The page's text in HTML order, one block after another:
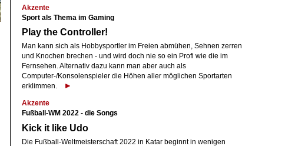
Akzente
Sport als Thema im Gaming
Play the Controller!
Man kann sich als Hobbysportler im Freien abmühen, Sehnen zerren
und Knochen brechen - und wird doch nie so ein Profi wie die im
Fernsehen. Alternativ dazu kann man aber auch als
Computer-/Konsolenspieler die Höhen aller möglichen Sportarten
erklimmen.
Akzente
Fußball-WM 2022 - die Songs
Kick it like Udo
Die Fußball-Weltmeisterschaft 2022 in Katar beginnt in wenigen